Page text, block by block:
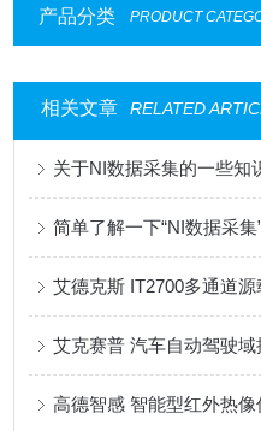
产品分类 PRODUCT
相关文章 RELATED
关于NI数据采集的一些知
简单了解一下“NI数据采集
艾德克斯 IT2700多通道
艾克赛普 汽车自动驾驶
高德智感 智能型红外热像